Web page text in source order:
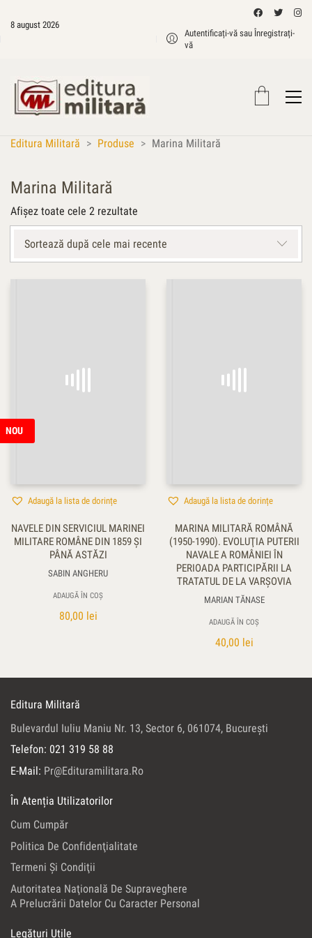
8 august 2026
Autentificați-vă sau Înregistrați-
vă
Editura Militară > Produse > Marina Militară
Marina Militară
Afișez toate cele 2 rezultate
după
cele
Sortează după cele mai recente
NOU
Adaugă la lista de dorințe
NAVELE DIN SERVICIUL MARINEI
MILITARE ROMÂNE DIN 1859 ŞI
PÂNĂ ASTĂZI
SABIN ANGHERU
ADAUGĂ ÎN COȘ
80,00 lei
Adaugă la lista de dorințe
MARINA MILITARĂ ROMÂNĂ
(1950-1990). EVOLUŢIA PUTERII
NAVALE A ROMÂNIEI ÎN
PERIOADA PARTICIPĂRII LA
TRATATUL DE LA VARŞOVIA
MARIAN TĂNASE
ADAUGĂ ÎN COȘ
40,00 lei
Editura Militară
Bulevardul Iuliu Maniu Nr. 13, Sector 6, 061074, Bucureşti
Telefon: 021 319 58 88
E-Mail: Pr@edituramilitara.ro
În Atenția Utilizatorilor
Cum Cumpăr
Politica De Confidenţialitate
Termeni Şi Condiţii
Autoritatea Naţională De Supraveghere
A Prelucrării Datelor Cu Caracter Personal
Legături Utile